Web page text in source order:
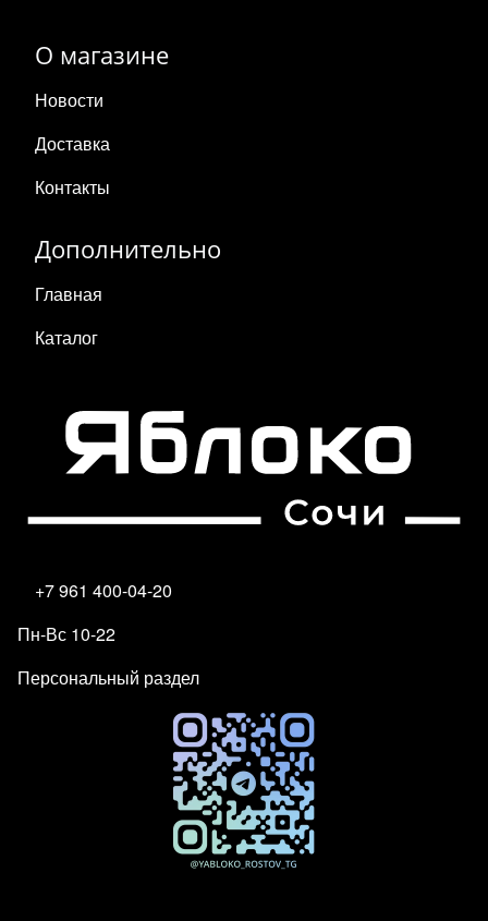
О магазине
Новости
Доставка
Контакты
Дополнительно
Главная
Каталог
+7 961 400-04-20
Пн-Вс 10-22
Персональный раздел